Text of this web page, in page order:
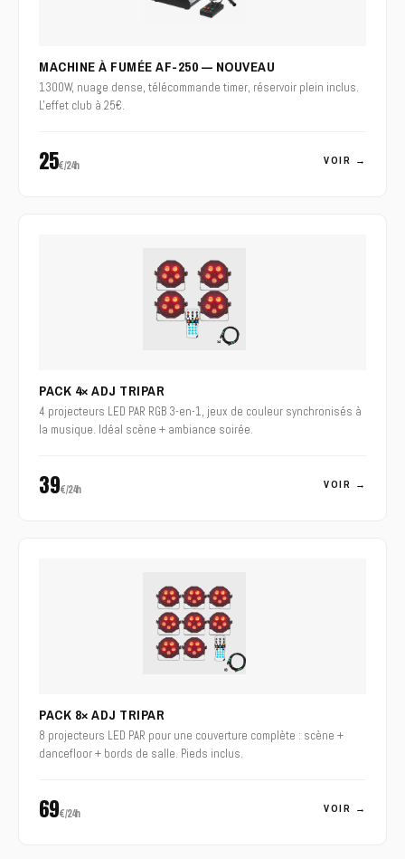
MACHINE À FUMÉE AF-250 — NOUVEAU
1300W, nuage dense, télécommande timer, réservoir plein inclus.
L'effet club à 25€.
25€/24h VOIR →
PACK 4× ADJ TRIPAR
4 projecteurs LED PAR RGB 3-en-1, jeux de couleur synchronisés à
la musique. Idéal scène + ambiance soirée.
39€/24h VOIR →
PACK 8× ADJ TRIPAR
8 projecteurs LED PAR pour une couverture complète : scène +
dancefloor + bords de salle. Pieds inclus.
69€/24h VOIR →